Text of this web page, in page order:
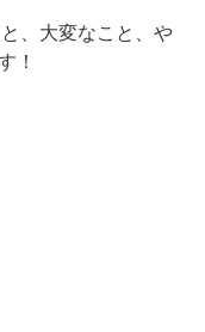
、大変なこと、や
！